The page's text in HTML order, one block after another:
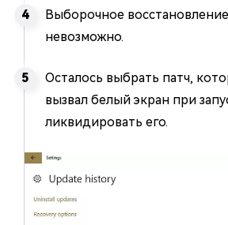
Выборочное
невозможно.
Осталось выбрать патч,
вызвал белый экран при
ликвидировать его.